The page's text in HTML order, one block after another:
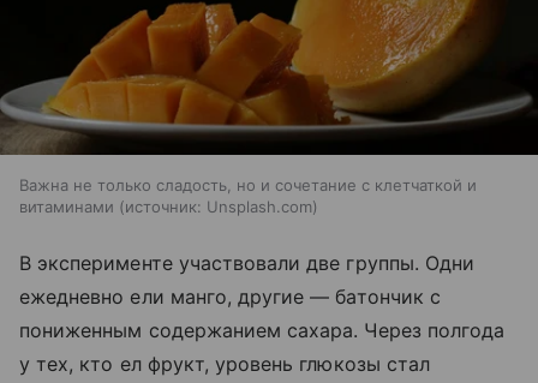
Важна не только сладость, но и сочетание с клетчаткой и
витаминами
источник: Unsplash.com
В эксперименте участвовали две группы. Одни
ежедневно ели манго, другие — батончик с
пониженным содержанием сахара. Через полгода
у тех, кто ел фрукт, уровень глюкозы стал